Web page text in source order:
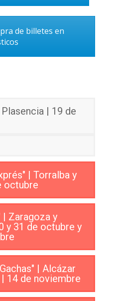
de billetes en
| 19 de
| Torralba y
octubre
| Zaragoza y
y 31 de octubre y
| Alcázar
| 14 de noviembre